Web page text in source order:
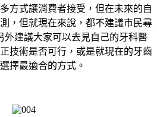
方式讓消費者接受，但在未來的自
，但就現在來說，都不建議市民尋
外建議大家可以去見自己的牙科醫
技術是否可行，或是就現在的牙齒
擇最適合的方式。